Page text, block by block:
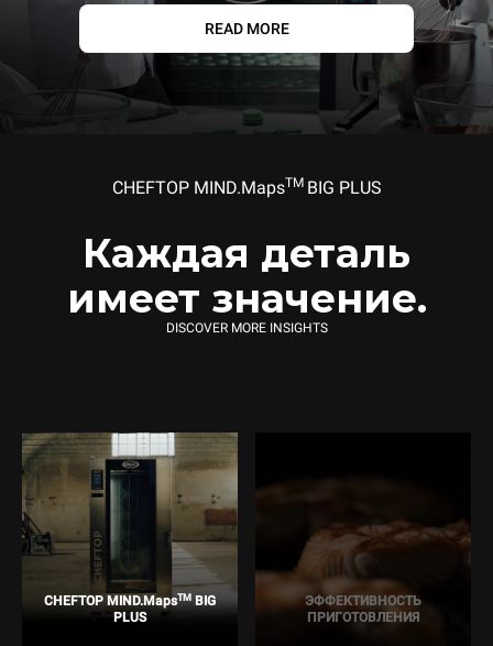
READ MORE
CHEFTOP MIND.MapsTM BIG PLUS
Каждая деталь
имеет значение.
DISCOVER MORE INSIGHTS
CHEFTOP MIND.MapsTM BIG
PLUS
ЭФФЕКТИВНОСТЬ
ПРИГОТОВЛЕНИЯ